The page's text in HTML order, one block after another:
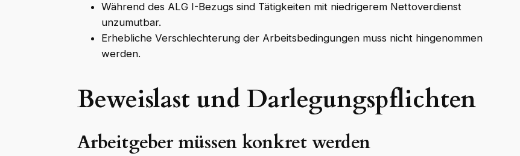
Während des ALG I-Bezugs sind Tätigkeiten mit niedrigerem Nettoverdienst
unzumutbar.
Erhebliche Verschlechterung der Arbeitsbedingungen muss nicht hingenommen
werden.
Beweislast und Darlegungspflichten
Arbeitgeber müssen konkret werden